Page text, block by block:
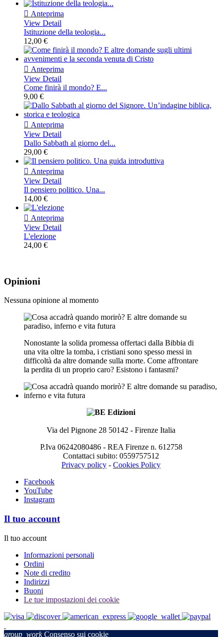
 Anteprima
View Detail
Istituzione della teologia...
12,00 €
 Anteprima
View Detail
Come finirà il mondo? E...
9,00 €
 Anteprima
View Detail
Dallo Sabbath al giorno del...
29,00 €
 Anteprima
View Detail
Il pensiero politico. Una...
14,00 €
 Anteprima
View Detail
L'elezione
24,00 €
Opinioni
Nessuna opinione al momento
Nonostante la solida promessa offertaci dalla Bibbia di
una vita oltre la tomba, i cristiani sono spesso messi in
difficoltà da altre domande sulla morte. Come affrontare
la perdita di un proprio caro? Esistono i fantasmi?
Via del Pignone 28 50142 - Firenze Italia
P.Iva 06242080486 - REA Firenze n. 612758
Contattaci subito: 0559757512
Privacy policy - Cookies Policy
Facebook
YouTube
Instagram
Il tuo account
Il tuo account
Informazioni personali
Ordini
Note di credito
Indirizzi
Buoni
Le tue impostazioni dei cookie
group_workConsenso sui cookie